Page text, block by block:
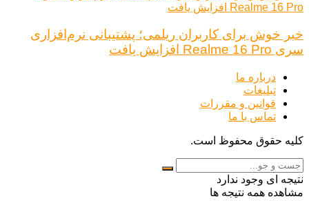
خبر خوش برای کاربران ریلمی؛ پشتیبانی نرم‌افزاری
سری Realme 16 Pro افزایش یافت
درباره ما
تبلیغات
قوانین و مقررات
تماس با ما
کلیه حقوق محفوظ است.
نتیجه ای وجود ندارد
مشاهده همه نتیجه ها